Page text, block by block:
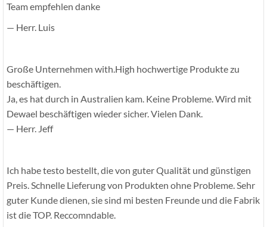
Team empfehlen danke
— Herr. Luis
Große Unternehmen with.High hochwertige Produkte zu
beschäftigen.
Ja, es hat durch in Australien kam. Keine Probleme. Wird mit
Dewael beschäftigen wieder sicher. Vielen Dank.
— Herr. Jeff
Ich habe testo bestellt, die von guter Qualität und günstigen
Preis. Schnelle Lieferung von Produkten ohne Probleme. Sehr
guter Kunde dienen, sie sind mi besten Freunde und die Fabrik
ist die TOP. Reccomndable.